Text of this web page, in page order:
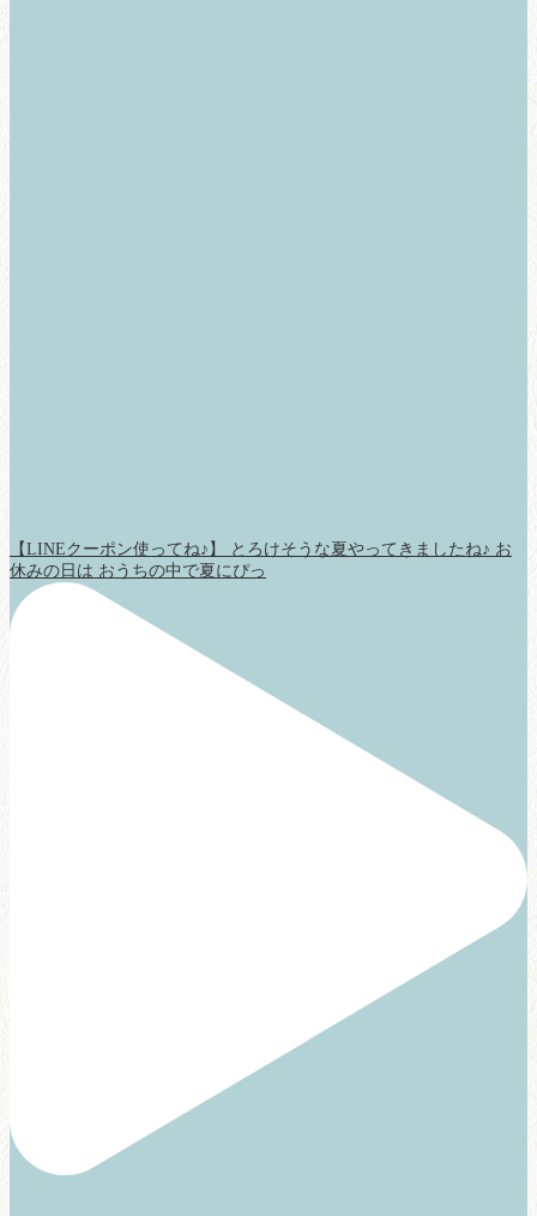
【LINEクーポン使ってね♪】 とろけそうな夏やってきましたね♪ お
休みの日は おうちの中で夏にぴっ